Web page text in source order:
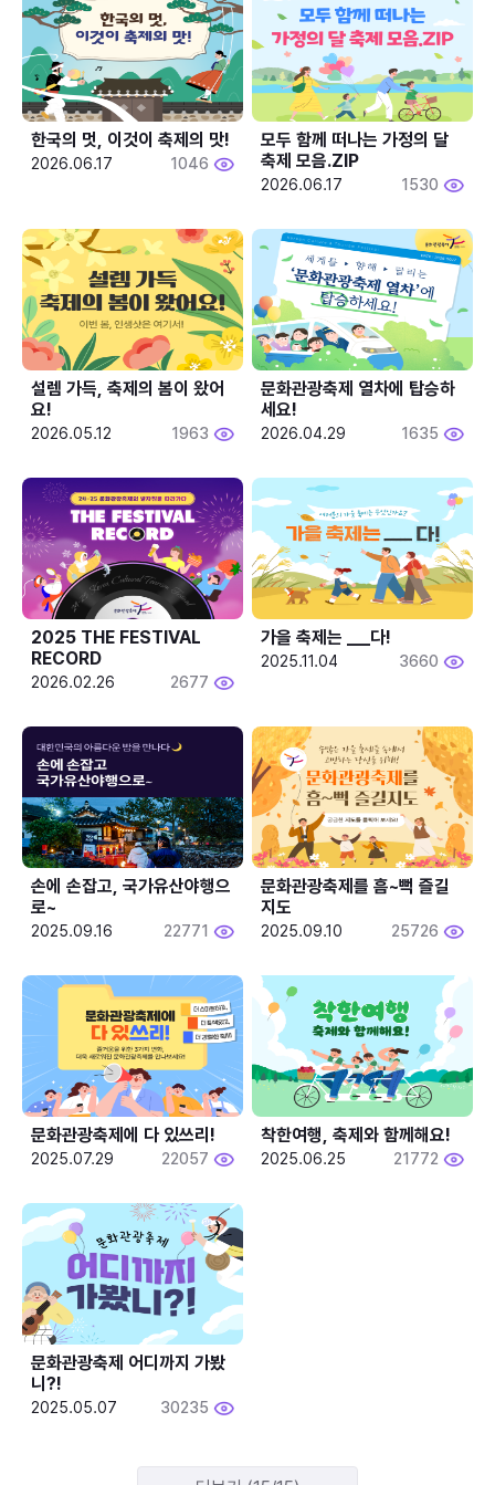
한국의 멋, 이것이 축제의 맛!
2026.06.17 1046
모두 함께 떠나는 가정의 달
축제 모음.ZIP
2026.06.17 1530
설렘 가득, 축제의 봄이 왔어
요!
2026.05.12 1963
문화관광축제 열차에 탑승하
세요!
2026.04.29 1635
2025 THE FESTIVAL
RECORD
2026.02.26 2677
2025.11.04 3660
손에 손잡고, 국가유산야행으
로~
2025.09.16 22771
문화관광축제를 흠~뻑 즐길
지도
2025.09.10 25726
문화관광축제에 다 있쓰리!
2025.07.29 22057
착한여행, 축제와 함께해요!
2025.06.25 21772
문화관광축제 어디까지 가봤
니?!
2025.05.07 30235